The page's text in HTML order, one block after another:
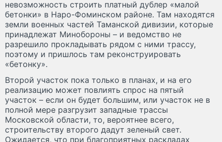
невозможность строить платный дублер «малой
бетонки» в Наро-Фоминском районе. Там находятся
земли военных частей Таманской дивизии, которые
принадлежат Минобороны – и ведомство не
разрешило прокладывать рядом с ними трассу,
поэтому и пришлось там реконструировать
«бетонку».
Второй участок пока только в планах, и на его
реализацию может повлиять спрос на пятый
участок – если он будет большим, или участок не в
полной мере разгрузит западные трассы
Московской области, то, вероятнее всего,
строительству второго дадут зеленый свет.
Ожидается, что при благоприятных раскладах